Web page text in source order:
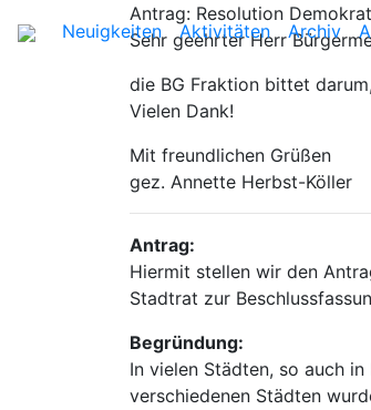
Neuigkeiten Aktivitäten Archiv
Antrag: Resolution
Sehr geehrter Herr
die BG Fraktion bittet
Vielen Dank!
Mit freundlichen Grüßen
gez. Annette Herbst-Köller
Antrag:
Hiermit stellen wir den
Stadtrat zur
Begründung:
In vielen Städten, so auch
verschiedenen Städten